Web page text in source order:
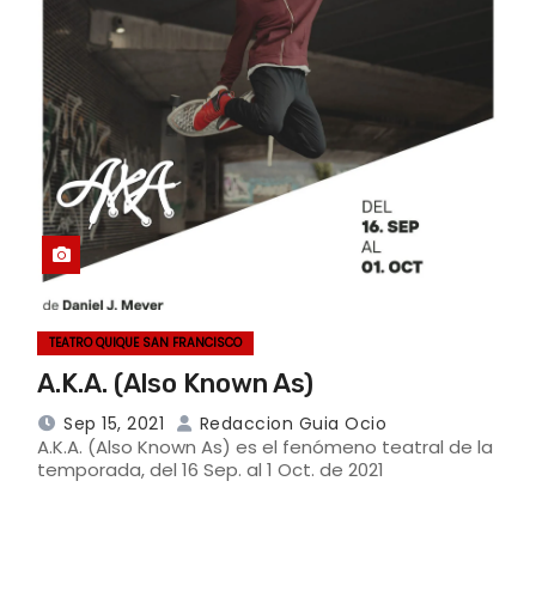
TEATRO QUIQUE SAN FRANCISCO
A.K.A. (Also Known As)
Sep 15, 2021 Redaccion Guia Ocio
A.K.A. (Also Known As) es el fenómeno teatral de la
temporada, del 16 Sep. al 1 Oct. de 2021